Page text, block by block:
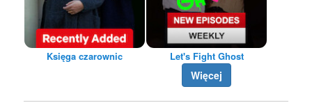
Księga czarownic Let's Fight Ghost
Więcej